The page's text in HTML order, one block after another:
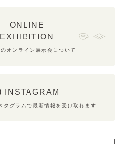
ONLINE
EXHIBITION
オンライン展示会について
INSTAGRAM
タグラムで最新情報を受け取れます